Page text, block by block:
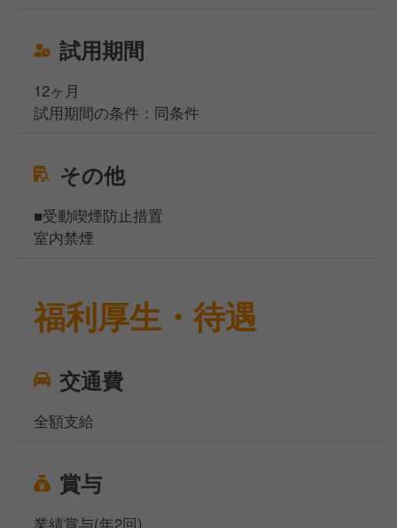
試用期間
12ヶ月
試用期間の条件：同条件
その他
■受動喫煙防止措置
室内禁煙
福利厚生・待遇
交通費
全額支給
賞与